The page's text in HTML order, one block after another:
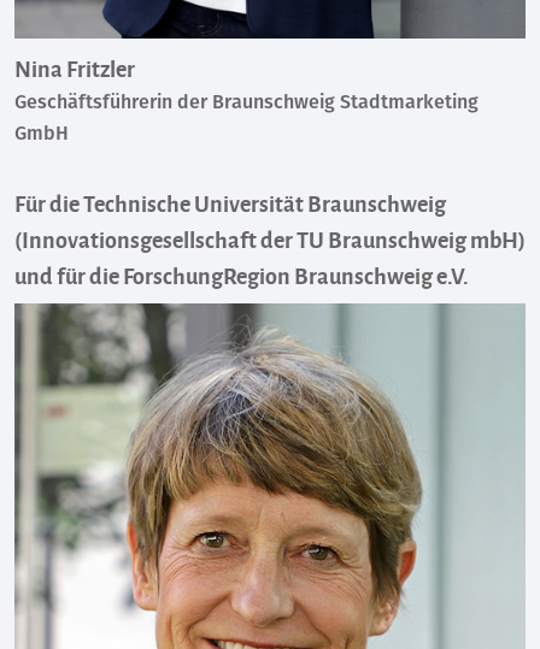
Nina Fritzler
Geschäftsführerin der Braunschweig Stadtmarketing
GmbH
Für die Technische Universität Braunschweig
(Innovationsgesellschaft der TU Braunschweig mbH)
und für die ForschungRegion Braunschweig e.V.